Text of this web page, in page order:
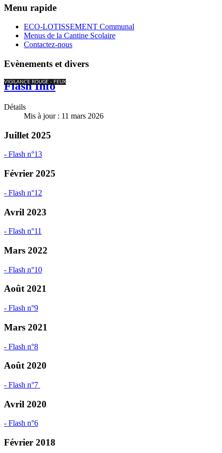
Menu rapide
ECO-LOTISSEMENT Communal
Menus de la Cantine Scolaire
Contactez-nous
Evènements et divers
VIGILANCE ROUGE - FEUX
Flash Info
Détails
Mis à jour : 11 mars 2026
Juillet 2025
- Flash n°13
Février 2025
- Flash n°12
Avril 2023
- Flash n°11
Mars 2022
- Flash n°10
Août 2021
- Flash n°9
Mars 2021
- Flash n°8
Août 2020
- Flash n°7
Avril 2020
- Flash n°6
Février 2018